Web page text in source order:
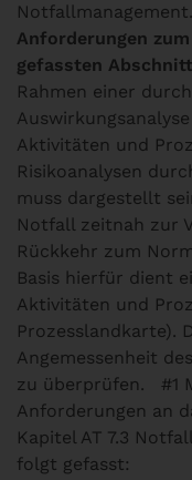
Notfallmanagement.
Anforderungen
gefassten
Rahmen einer
Aktivitäten und
Risikoanalysen
muss dargestellt
Notfall zeitnah zur
Rückkehr zum
Basis hierfür dient
Aktivitäten und
Prozesslandkarte).
Angemessenheit
zu überprüfen. #1
Anforderungen an
Kapitel AT 7.3
folgt gefasst: